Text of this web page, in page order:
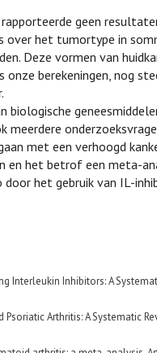
rapporteerde geen
het tumortype in
Deze vormen van
berekeningen, nog
met een verhoogd
en het betrof een meta-
door het gebruik van IL-
Interleukin Inhibitors: A
Psoriatic Arthritis: A Systematic